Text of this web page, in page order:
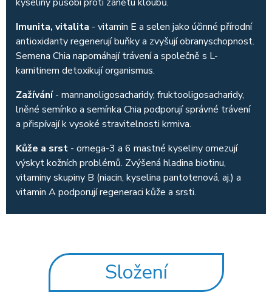
Imunita, vitalita - vitamin E a selen jako účinné přírodní
antioxidanty regenerují buňky a zvyšují obranyschopnost.
Semena Chia napomáhají trávení a společně s L-
karnitinem detoxikují organismus.
Zažívání- mannanoligosacharidy, fruktooligosacharidy,
lněné semínko a semínka Chia podporují správné trávení
a přispívají k vysoké stravitelnosti krmiva.
Kůže a srst - omega-3 a 6 mastné kyseliny omezují
výskyt kožních problémů. Zvýšená hladina biotinu,
vitaminy skupiny B (niacin, kyselina pantotenová, aj.) a
vitamin A podporují regeneraci kůže a srsti.
Složení